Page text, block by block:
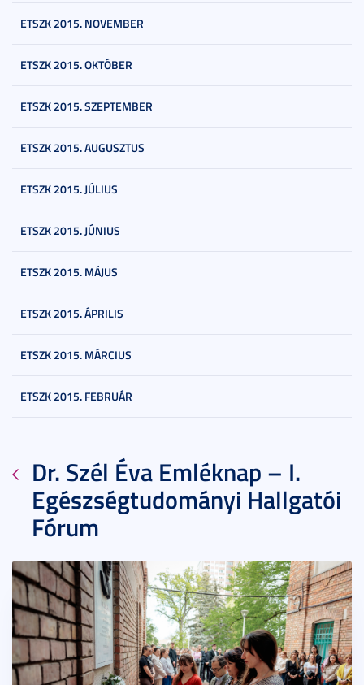
ETSZK 2015. NOVEMBER
ETSZK 2015. OKTÓBER
ETSZK 2015. SZEPTEMBER
ETSZK 2015. AUGUSZTUS
ETSZK 2015. JÚLIUS
ETSZK 2015. JÚNIUS
ETSZK 2015. MÁJUS
ETSZK 2015. ÁPRILIS
ETSZK 2015. MÁRCIUS
ETSZK 2015. FEBRUÁR
Dr. Szél Éva Emléknap – I.
Egészségtudományi Hallgatói
Fórum